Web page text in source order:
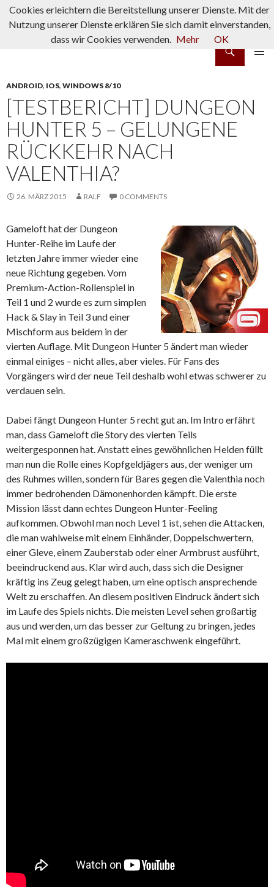
ANDROID, IOS, WINDOWS 8/10
[TESTBERICHT] DUNGEON
HUNTER 5 – GELUNGENE
RÜCKKEHR NACH
VALENTHIA?
26. MÄRZ 2015 RALF 0 COMMENTS
Gameloft hat der Dungeon
Hunter-Reihe im Laufe der
letzten Jahre immer wieder eine
neue Richtung gegeben. Vom
Premium-Action-Rollenspiel in
Teil 1 und 2 wurde es zum simplen
Hack & Slay in Teil 3 und einer
Mischform aus beidem in der
vierten Auflage. Mit Dungeon Hunter 5 ändert man wieder
einmal einiges – nicht alles, aber vieles. Für Fans des
Vorgängers wird der neue Teil deshalb wohl etwas schwerer zu
verdauen sein.
Dabei fängt Dungeon Hunter 5 recht gut an. Im Intro erfährt
man, dass Gameloft die Story des vierten Teils
weitergesponnen hat. Anstatt eines gewöhnlichen Helden füllt
man nun die Rolle eines Kopfgeldjägers aus, der weniger um
des Ruhmes willen, sondern für Bares gegen die Valenthia noch
immer bedrohenden Dämonenhorden kämpft. Die erste
Mission lässt dann echtes Dungeon Hunter-Feeling
aufkommen. Obwohl man noch Level 1 ist, sehen die Attacken,
die man wahlweise mit einem Einhänder, Doppelschwertern,
einer Gleve, einem Zauberstab oder einer Armbrust ausführt,
beeindruckend aus. Klar wird auch, dass sich die Designer
kräftig ins Zeug gelegt haben, um eine optisch ansprechende
Welt zu erschaffen. An diesem positiven Eindruck ändert sich
im Laufe des Spiels nichts. Die meisten Level sehen großartig
aus und werden, um das besser zur Geltung zu bringen, jedes
Mal mit einem großzügigen Kameraschwenk eingeführt.
Cookies erleichtern die Bereitstellung unserer Dienste. Mit der
Nutzung unserer Dienste erklären Sie sich damit einverstanden,
dass wir Cookies verwenden. Mehr OK